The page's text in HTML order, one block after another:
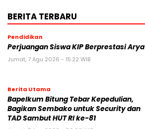
BERITA TERBARU
Pendidikan
Perjuangan Siswa KIP Berprestasi Arya
Jumat, 7 Agu 2026 - 15:22 WIB
Berita Utama
Bapelkum Bitung Tebar Kepedulian,
Bagikan Sembako untuk Security dan
TAD Sambut HUT RI ke-81